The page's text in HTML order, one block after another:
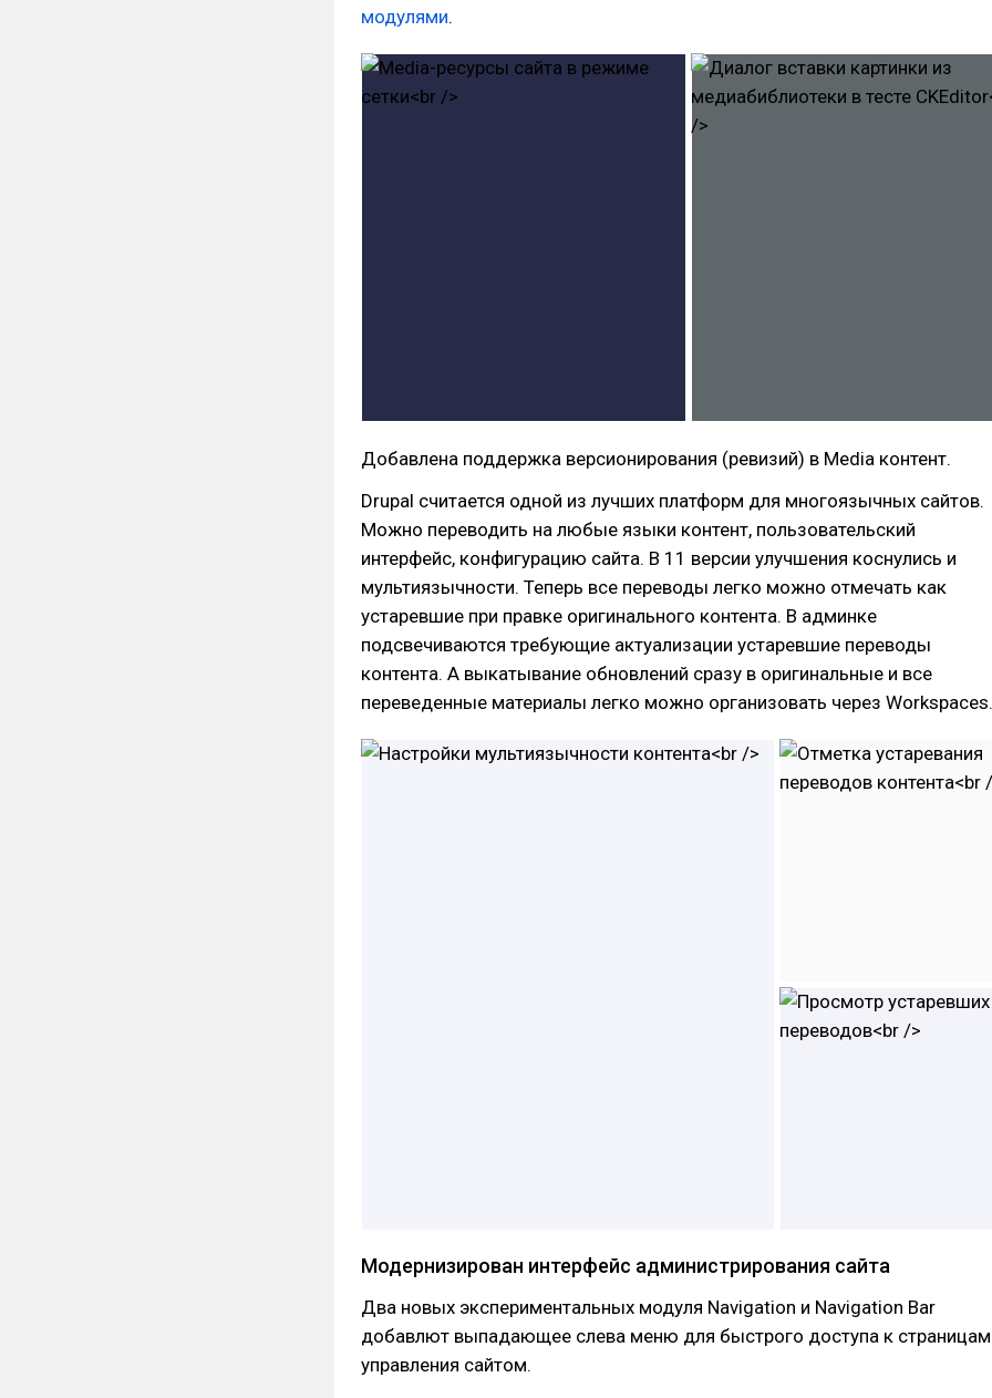
модулями.
Добавлена поддержка версионирования (ревизий) в Media контент.
Drupal считается одной из лучших платформ для многоязычных сайтов.
Можно переводить на любые языки контент, пользовательский
интерфейс, конфигурацию сайта. В 11 версии улучшения коснулись и
мультиязычности. Теперь все переводы легко можно отмечать как
устаревшие при правке оригинального контента. В админке
подсвечиваются требующие актуализации устаревшие переводы
контента. А выкатывание обновлений сразу в оригинальные и все
переведенные материалы легко можно организовать через Workspaces.
Модернизирован интерфейс администрирования сайта
Два новых экспериментальных модуля Navigation и Navigation Bar
добавлют выпадающее слева меню для быстрого доступа к страницам
управления сайтом.